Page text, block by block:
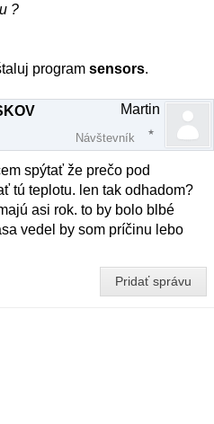
?
programsensors.
Martin
Návštevník
spýtať že prečo pod
tú teplotu. len tak odhadom?
asi rok. to by bolo blbé
vedel by som príčinu lebo
Pridať správu